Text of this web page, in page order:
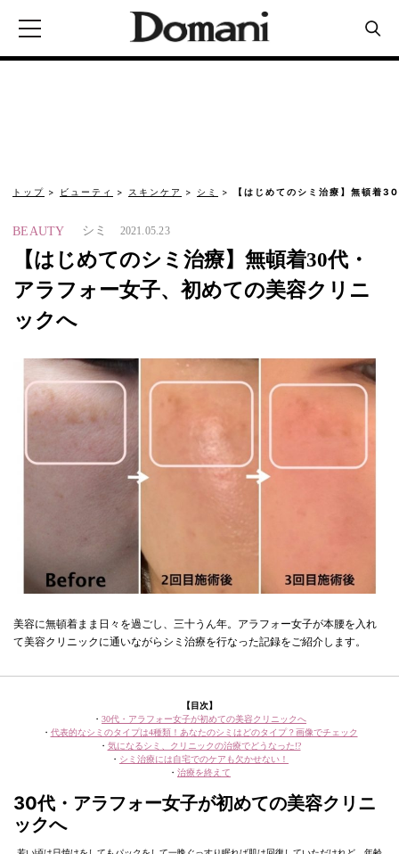
トップ ビューティ スキンケア シミ 【はじめてのシミ治療】無頓着
BEAUTY シミ 2021.05.23
【はじめてのシミ治療】無頓着30代・
アラフォー女子、初めての美容クリニ
ックへ
美容に無頓着まま日々を過ごし、三十うん年。アラフォー女子が本腰を入れ
て美容クリニックに通いながらシミ治療を行なった記録をご紹介します。
【目次】
・ 30代・アラフォー女子が初めての美容クリニックへ
・ 代表的なシミのタイプは4種類！あなたのシミはどのタイプ？画像でチェック
・ 気になるシミ、クリニックの治療でどうなった!?
・ シミ治療には自宅でのケアも欠かせない！
・ 治療を終えて
30代・アラフォー女子が初めての美容クリニ
ックへ